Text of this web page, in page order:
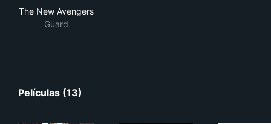
The New Avengers
Guard
Películas (13)